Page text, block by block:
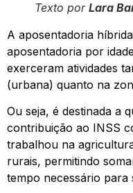
Texto por Lara
A aposentadoria
aposentadoria por
exerceram atividades
(urbana) quanto na
Ou seja, é destinada a
contribuição ao INSS
trabalhou na
rurais, permitindo
tempo necessário para